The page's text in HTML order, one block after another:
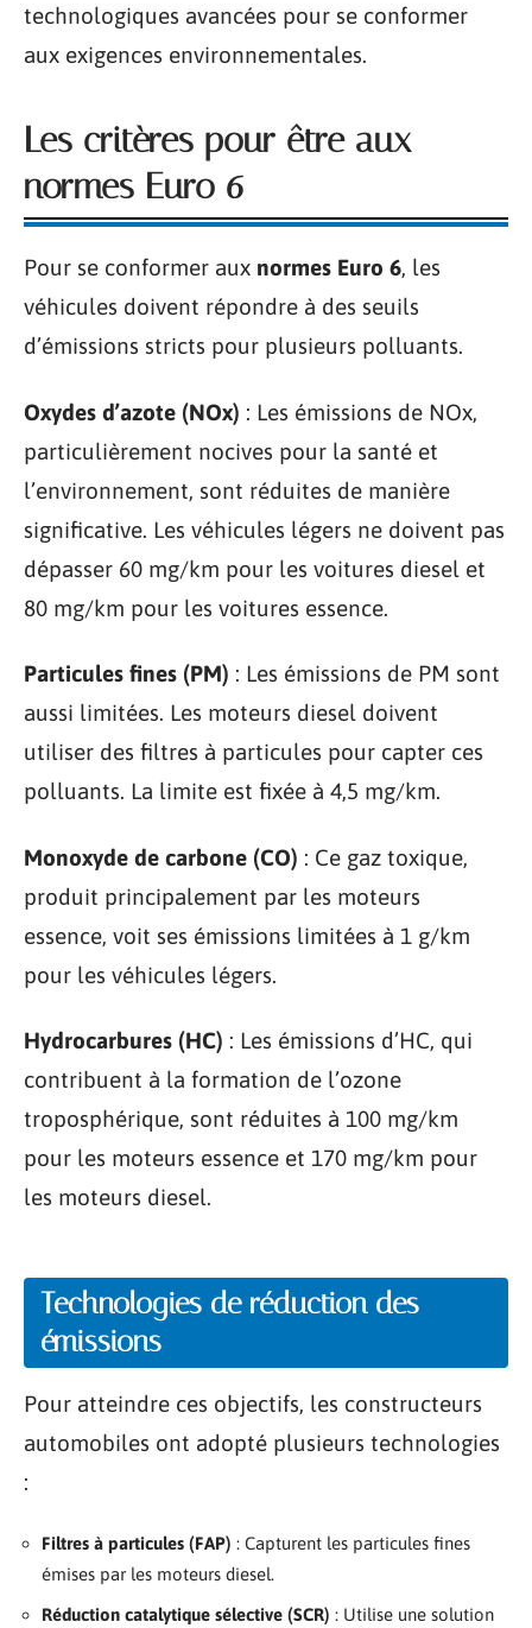
technologiques avancées pour se conformer
aux exigences environnementales.
Les critères pour être aux
normes Euro 6
Pour se conformer aux normes Euro 6, les
véhicules doivent répondre à des seuils
d’émissions stricts pour plusieurs polluants.
Oxydes d’azote (NOx) : Les émissions de NOx,
particulièrement nocives pour la santé et
l’environnement, sont réduites de manière
significative. Les véhicules légers ne doivent pas
dépasser 60 mg/km pour les voitures diesel et
80 mg/km pour les voitures essence.
Particules fines (PM) : Les émissions de PM sont
aussi limitées. Les moteurs diesel doivent
utiliser des filtres à particules pour capter ces
polluants. La limite est fixée à 4,5 mg/km.
Monoxyde de carbone (CO) : Ce gaz toxique,
produit principalement par les moteurs
essence, voit ses émissions limitées à 1 g/km
pour les véhicules légers.
Hydrocarbures (HC) : Les émissions d’HC, qui
contribuent à la formation de l’ozone
troposphérique, sont réduites à 100 mg/km
pour les moteurs essence et 170 mg/km pour
les moteurs diesel.
Technologies de réduction des
émissions
Pour atteindre ces objectifs, les constructeurs
automobiles ont adopté plusieurs technologies
:
Filtres à particules (FAP) : Capturent les particules fines
émises par les moteurs diesel.
Réduction catalytique sélective (SCR) : Utilise une solution